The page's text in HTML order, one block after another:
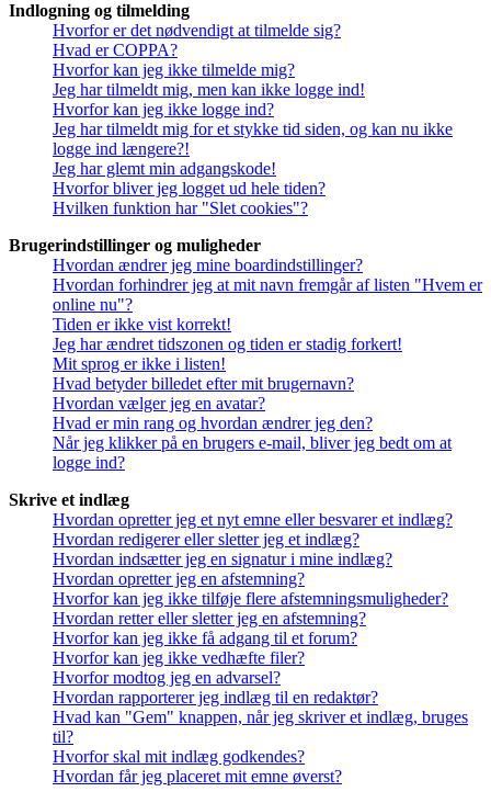
Indlogning og tilmelding
Hvorfor er det nødvendigt at tilmelde sig?
Hvad er COPPA?
Hvorfor kan jeg ikke tilmelde mig?
Jeg har tilmeldt mig, men kan ikke logge ind!
Hvorfor kan jeg ikke logge ind?
Jeg har tilmeldt mig for et stykke tid siden, og kan nu ikke
logge ind længere?!
Jeg har glemt min adgangskode!
Hvorfor bliver jeg logget ud hele tiden?
Hvilken funktion har "Slet cookies"?
Brugerindstillinger og muligheder
Hvordan ændrer jeg mine boardindstillinger?
Hvordan forhindrer jeg at mit navn fremgår af listen "Hvem er
online nu"?
Tiden er ikke vist korrekt!
Jeg har ændret tidszonen og tiden er stadig forkert!
Mit sprog er ikke i listen!
Hvad betyder billedet efter mit brugernavn?
Hvordan vælger jeg en avatar?
Hvad er min rang og hvordan ændrer jeg den?
Når jeg klikker på en brugers e-mail, bliver jeg bedt om at
logge ind?
Skrive et indlæg
Hvordan opretter jeg et nyt emne eller besvarer et indlæg?
Hvordan redigerer eller sletter jeg et indlæg?
Hvordan indsætter jeg en signatur i mine indlæg?
Hvordan opretter jeg en afstemning?
Hvorfor kan jeg ikke tilføje flere afstemningsmuligheder?
Hvordan retter eller sletter jeg en afstemning?
Hvorfor kan jeg ikke få adgang til et forum?
Hvorfor kan jeg ikke vedhæfte filer?
Hvorfor modtog jeg en advarsel?
Hvordan rapporterer jeg indlæg til en redaktør?
Hvad kan "Gem" knappen, når jeg skriver et indlæg, bruges
til?
Hvorfor skal mit indlæg godkendes?
Hvordan får jeg placeret mit emne øverst?